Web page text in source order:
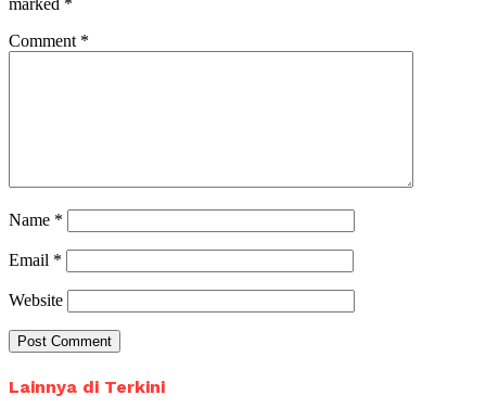
marked *
Comment *
Name *
Email *
Website
Lainnya di Terkini